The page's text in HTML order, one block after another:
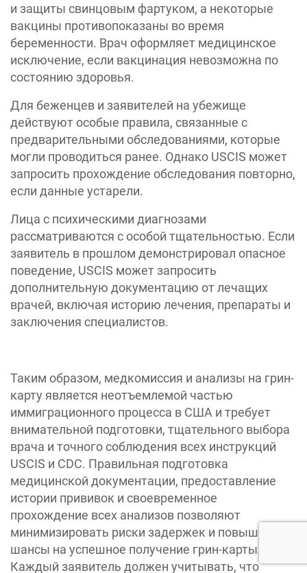
и защиты свинцовым фартуком, а некоторые
вакцины противопоказаны во время
беременности. Врач оформляет медицинское
исключение, если вакцинация невозможна по
состоянию здоровья.
Для беженцев и заявителей на убежище
действуют особые правила, связанные с
предварительными обследованиями, которые
могли проводиться ранее. Однако USCIS может
запросить прохождение обследования повторно,
если данные устарели.
Лица с психическими диагнозами
рассматриваются с особой тщательностью. Если
заявитель в прошлом демонстрировал опасное
поведение, USCIS может запросить
дополнительную документацию от лечащих
врачей, включая историю лечения, препараты и
заключения специалистов.
Таким образом, медкомиссия и анализы на грин-
карту является неотъемлемой частью
иммиграционного процесса в США и требует
внимательной подготовки, тщательного выбора
врача и точного соблюдения всех инструкций
USCIS и CDC. Правильная подготовка
медицинской документации, предоставление
истории прививок и своевременное
прохождение всех анализов позволяют
минимизировать риски задержек и повышают
шансы на успешное получение грин-карты.
Каждый заявитель должен учитывать, что